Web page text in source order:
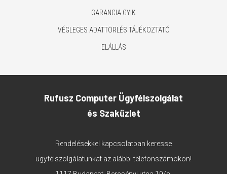
GARANCIA GYIK
VÉGLEGES ADATTÖRLÉS TÁJÉKOZTATÓ
ELÁLLÁS
Rufusz Computer Ügyfélszolgálat
és Szaküzlet
Rendelésekkel kapcsolatban keresse
ügyfélszolgálatunkat az alábbi telefonszámokon!